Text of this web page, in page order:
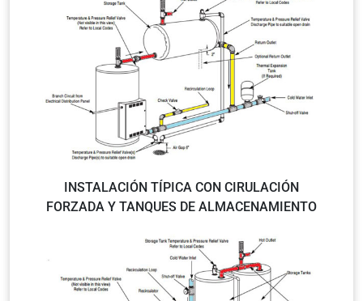
INSTALACIÓN TÍPICA CON CIRULACIÓN
FORZADA Y TANQUES DE ALMACENAMIENTO